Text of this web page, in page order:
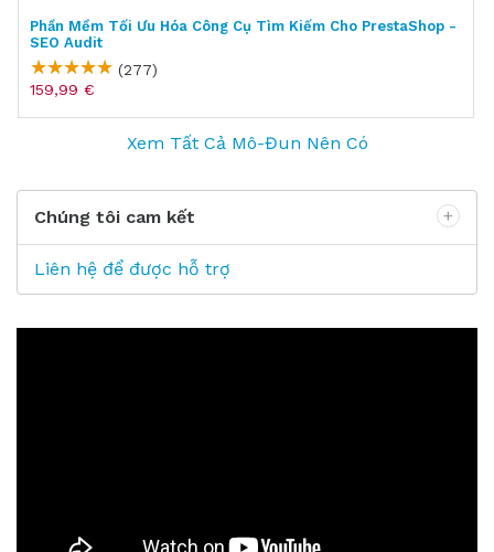
Phần Mềm Tối Ưu Hóa Công Cụ Tìm Kiếm Cho PrestaShop -
SEO Audit
(277)
159,99 €
Xem Tất Cả Mô-Đun Nên Có
Chúng tôi cam kết
Liên hệ để được hỗ trợ